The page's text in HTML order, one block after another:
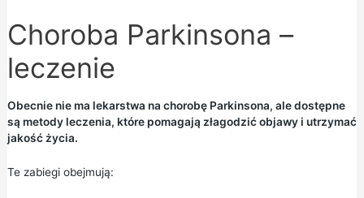
Choroba Parkinsona –
leczenie
Obecnie nie ma lekarstwa na chorobę Parkinsona, ale dostępne
są metody leczenia, które pomagają złagodzić objawy i utrzymać
jakość życia.
Te zabiegi obejmują: